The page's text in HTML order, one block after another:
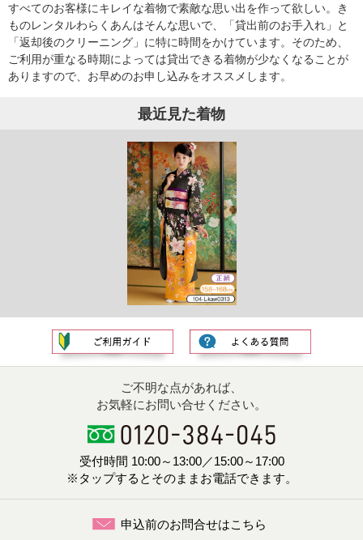
すべてのお客様にキレイな着物で素敵な思い出を作って欲しい。き
ものレンタルわらくあんはそんな思いで、「貸出前のお手入れ」と
「返却後のクリーニング」に特に時間をかけています。そのため、
ご利用が重なる時期によっては貸出できる着物が少なくなることが
ありますので、お早めのお申し込みをオススメします。
最近見た着物
ご不明な点があれば、
お気軽にお問い合せください。
受付時間 10:00～13:00／15:00～17:00
※タップするとそのままお電話できます。
申込前のお問合せはこちら